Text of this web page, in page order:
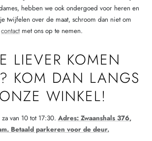
hebben we ook ondergoed voor heren en
twijfelen over de maat, schroom dan niet om
contactmet ons op te nemen.
LIEVER KOMEN
KOM DAN LANGS
WINKEL!
van 10 tot 17:30. Adres: Zwaanshals 376,
Betaald parkeren voor de deur.